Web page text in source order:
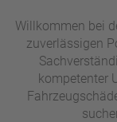
Willkommen bei
zuverlässigen
kompetenter